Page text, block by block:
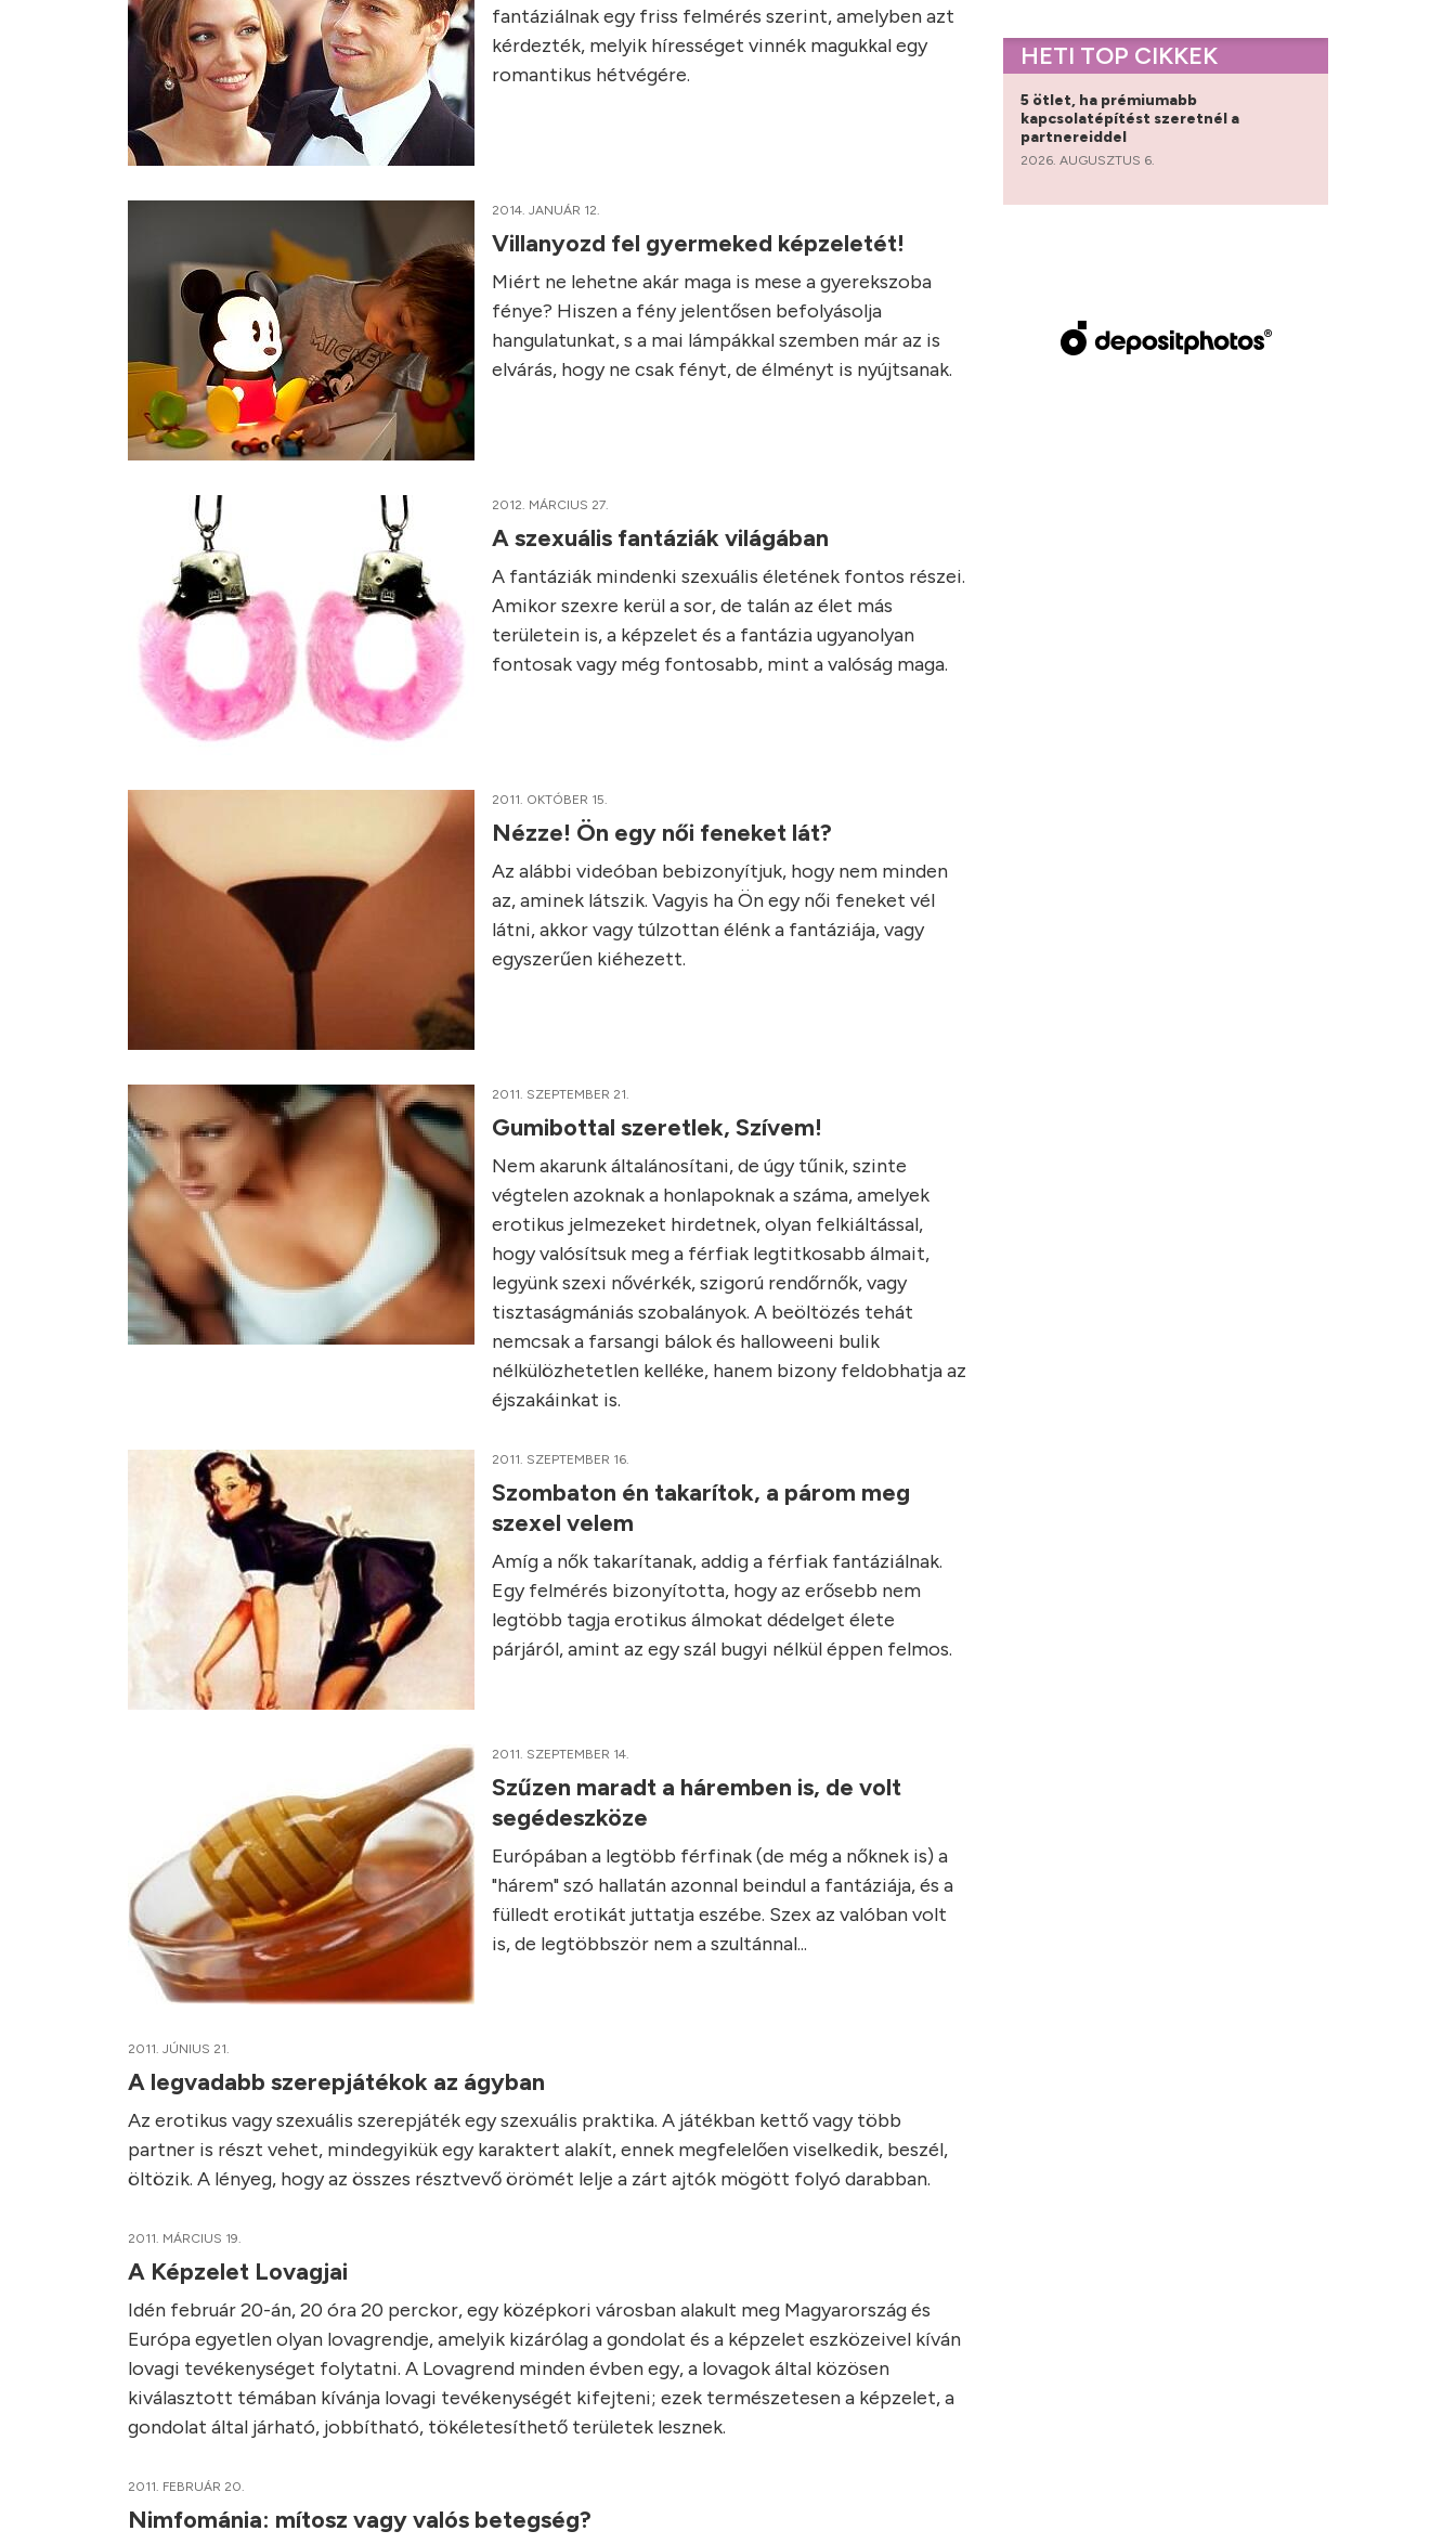
fantáziálnak egy friss felmérés szerint, amelyben azt
kérdezték, melyik hírességet vinnék magukkal egy
romantikus hétvégére.
2014. JANUÁR 12.
Villanyozd fel gyermeked képzeletét!
Miért ne lehetne akár maga is mese a gyerekszoba
fénye? Hiszen a fény jelentősen befolyásolja
hangulatunkat, s a mai lámpákkal szemben már az is
elvárás, hogy ne csak fényt, de élményt is nyújtsanak.
2012. MÁRCIUS 27.
A szexuális fantáziák világában
A fantáziák mindenki szexuális életének fontos részei.
Amikor szexre kerül a sor, de talán az élet más
területein is, a képzelet és a fantázia ugyanolyan
fontosak vagy még fontosabb, mint a valóság maga.
2011. OKTÓBER 15.
Nézze! Ön egy női feneket lát?
Az alábbi videóban bebizonyítjuk, hogy nem minden
az, aminek látszik. Vagyis ha Ön egy női feneket vél
látni, akkor vagy túlzottan élénk a fantáziája, vagy
egyszerűen kiéhezett.
2011. SZEPTEMBER 21.
Gumibottal szeretlek, Szívem!
Nem akarunk általánosítani, de úgy tűnik, szinte
végtelen azoknak a honlapoknak a száma, amelyek
erotikus jelmezeket hirdetnek, olyan felkiáltással,
hogy valósítsuk meg a férfiak legtitkosabb álmait,
legyünk szexi nővérkék, szigorú rendőrnők, vagy
tisztaságmániás szobalányok. A beöltözés tehát
nemcsak a farsangi bálok és halloweeni bulik
nélkülözhetetlen kelléke, hanem bizony feldobhatja az
éjszakáinkat is.
2011. SZEPTEMBER 16.
Szombaton én takarítok, a párom meg
szexel velem
Amíg a nők takarítanak, addig a férfiak fantáziálnak.
Egy felmérés bizonyította, hogy az erősebb nem
legtöbb tagja erotikus álmokat dédelget élete
párjáról, amint az egy szál bugyi nélkül éppen felmos.
2011. SZEPTEMBER 14.
Szűzen maradt a háremben is, de volt
segédeszköze
Európában a legtöbb férfinak (de még a nőknek is) a
"hárem" szó hallatán azonnal beindul a fantáziája, és a
fülledt erotikát juttatja eszébe. Szex az valóban volt
is, de legtöbbször nem a szultánnal...
2011. JÚNIUS 21.
A legvadabb szerepjátékok az ágyban
Az erotikus vagy szexuális szerepjáték egy szexuális praktika. A játékban kettő vagy több
partner is részt vehet, mindegyikük egy karaktert alakít, ennek megfelelően viselkedik, beszél,
öltözik. A lényeg, hogy az összes résztvevő örömét lelje a zárt ajtók mögött folyó darabban.
2011. MÁRCIUS 19.
A Képzelet Lovagjai
Idén február 20-án, 20 óra 20 perckor, egy középkori városban alakult meg Magyarország és
Európa egyetlen olyan lovagrendje, amelyik kizárólag a gondolat és a képzelet eszközeivel kíván
lovagi tevékenységet folytatni. A Lovagrend minden évben egy, a lovagok által közösen
kiválasztott témában kívánja lovagi tevékenységét kifejteni; ezek természetesen a képzelet, a
gondolat által járható, jobbítható, tökéletesíthető területek lesznek.
2011. FEBRUÁR 20.
Nimfománia: mítosz vagy valós betegség?
HETI TOP CIKKEK
5 ötlet, ha prémiumabb
kapcsolatépítést szeretnél a
partnereiddel
2026. AUGUSZTUS 6.